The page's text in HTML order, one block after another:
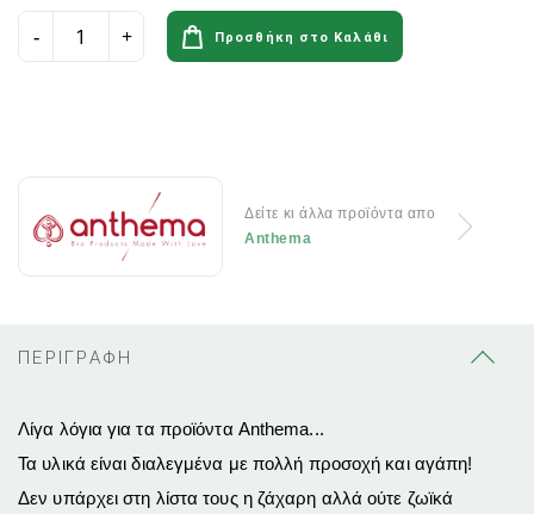
Προσθήκη στο Καλάθι
Δείτε κι άλλα προϊόντα απο
Anthema
ΠΕΡΙΓΡΑΦΗ
Λίγα λόγια για τα προϊόντα Anthema...
Τα υλικά είναι διαλεγμένα με πολλή προσοχή και αγάπη!
Δεν υπάρχει στη λίστα τους η ζάχαρη αλλά ούτε ζωϊκά